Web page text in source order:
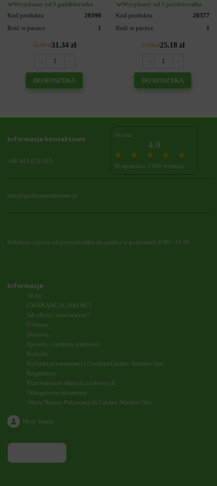
Wysyłamy od 5 października
Kod produktu
20398
Ilość w paczce
1
32.99 zł31.34 zł
DO KOSZYKA
Wysyłamy od 5 października
Kod produktu
20377
Ilość w paczce
1
27.98 zł25.18 zł
DO KOSZYKA
Informacje kontaktowe
+48 483 829 023
Ocena:
4.9
W oparciu o 1790 recenzje
info@gardennumberone.pl
Infolinia czynna od poniedziałku do piątku w godzinach 8:00 - 16:00
Informacje
Akcje
GWARANCJA JAKOŚCI
Jak złożyć zamówienie?
O firmie
Dostawa
Sposoby i terminy płatności
Kontakt
Polityka prywatnosci i Cookies Garden Number One
Regulamin
Przetwarzanie danych osobowych
Odstąpienie od umowy
Oferta Nasion Pakowanych Garden Number One
Moje konto
`